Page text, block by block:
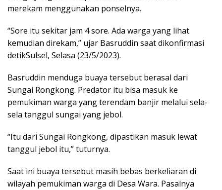
merekam menggunakan ponselnya.
“Sore itu sekitar jam 4 sore. Ada warga yang lihat
kemudian direkam,” ujar Basruddin saat dikonfirmasi
detikSulsel, Selasa (23/5/2023).
Basruddin menduga buaya tersebut berasal dari
Sungai Rongkong. Predator itu bisa masuk ke
pemukiman warga yang terendam banjir melalui sela-
sela tanggul sungai yang jebol.
“Itu dari Sungai Rongkong, dipastikan masuk lewat
tanggul jebol itu,” tuturnya.
Saat ini buaya tersebut masih bebas berkeliaran di
wilayah pemukiman warga di Desa Wara. Pasalnya